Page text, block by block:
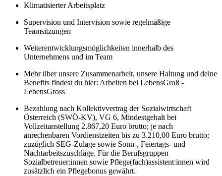
Klimatisierter Arbeitsplatz
Supervision und Intervision sowie regelmäßige
Teamsitzungen
Weiterentwicklungsmöglichkeiten innerhalb des
Unternehmens und im Team
Mehr über unsere Zusammenarbeit, unsere Haltung und deine
Benefits findest du hier: Arbeiten bei LebensGroß -
LebensGross
Bezahlung nach Kollektivvertrag der Sozialwirtschaft
Österreich (SWÖ-KV), VG 6, Mindestgehalt bei
Vollzeitanstellung 2.867,20 Euro brutto; je nach
anrechenbaren Vordienstzeiten bis zu 3.210,00 Euro brutto;
zuzüglich SEG-Zulage sowie Sonn-, Feiertags- und
Nachtarbeitszuschläge. Für die Berufsgruppen
Sozialbetreuer:innen sowie Pflege(fach)assistent:innen wird
zusätzlich ein Pflegebonus gewährt.